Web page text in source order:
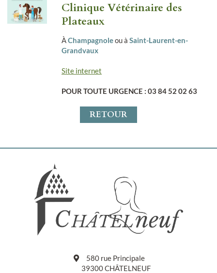
Clinique Vétérinaire des
Plateaux
ÀChampagnoleou à Saint-Laurent-en-
Grandvaux
Site internet
POUR TOUTE URGENCE : 03 84 52 02 63
RETOUR
580 rue Principale
39300 CHÂTELNEUF